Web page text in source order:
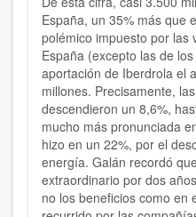
España, un 35% más que
polémico impuesto por las
España (excepto las de
aportación de Iberdrola el
millones. Precisamente,
descendieron un 8,6%,
mucho más pronunciada
hizo en un 22%, por el
energía. Galán recordó
extraordinario por dos
no los beneficios como en